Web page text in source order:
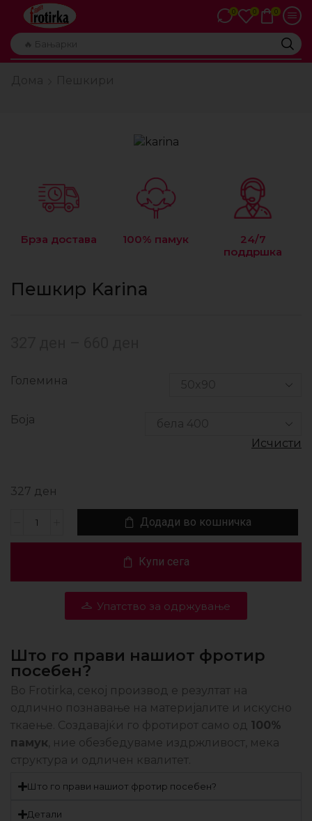
🔥 Бањарки
0 0 0
Брза достава 100% памук
24/7
поддршка
Пешкир Karina
Големина
Боја
Исчисти
327 ден
Додади во кошничка
Купи сега
Упатство за одржување
Што го прави нашиот фротир
посебен?
Во Frotirka, секој производ е резултат на
одлично познавање на материјалите и искусно
ткаење. Создавајќи го фротирот само од 100%
памук, ние обезбедуваме издржливост, мека
структура и одличен квалитет.
Што го прави нашиот фротир посебен?
Детали